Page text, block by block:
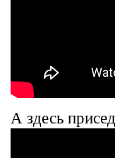
А здесь